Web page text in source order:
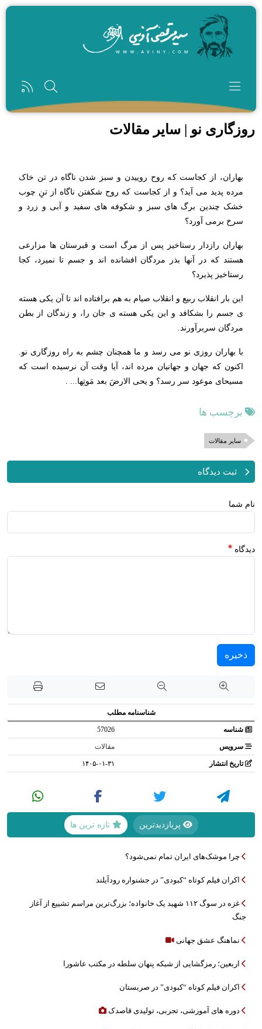
رفتن به محتوای اصلی
روزگاری نو | سایر مقالات
بهاران، از کجاست که روح روییدن و سبز شدن ناگاه در تن خاک
مرده پدید می آید؟ و از کجاست که روح شکفتن ناگاه از تنِ چوب
خشک چندین برگ های سبز و شکوفه های سفید و آبی و زرد و
سرخ برمی آورد؟
بهاران رازدار رستاخیز پس از مرگ است و قبرستان ها مزارعی
هستند که در آنها بذر مردگان افشانده اند و جسم تا نمیرد، کجا
رستاخیز پذیرد؟
این بار انقلاب ربیع و انقلاب صیام به هم برافتاده اند تا آن یکی هسته
ی جسم را بشکافد و این یکی هسته ی جان را، و زندگان از بطن
مردگان سربرآورند.
با بهاران روزی نو می رسد و ما همچنان چشم به راه روزگاری نو.
اکنون که جهان و جهانیان مرده اند، آیا وقت آن نرسیده است که
مسیحای موعود سر رسد؟ و یحی الارضَ بعد مَوتِها... .
برچسب ها
سایر مقالات
ثبت دیدگاه
نام شما
دیدگاه
ذخیره
شناسنامه مطلب
شناسه 57026
سرویس مقالات
تاریخ انتشار ۱۴۰۵-۰۱-۳۱
پربازدیدترین تازه ترین ها
چرا موشک‌های ایران تمام نمی‌شود؟
اکران فیلم کوتاه “کبودی” در جشنواره رودآیلند
غزه در سوگ ۱۱۲ شهید یک خانواده؛ بزرگ‌ترین مراسم تشییع از آغاز
جنگ
نماهنگ عشق جهانی
اربعین؛ رمزگشایی از شبکه پنهان سلطه در مکتب عاشورا
اکران فیلم کوتاه “کبودی” در صربستان
دوره های آموزشی، تجربی، تولیدی قاصدک